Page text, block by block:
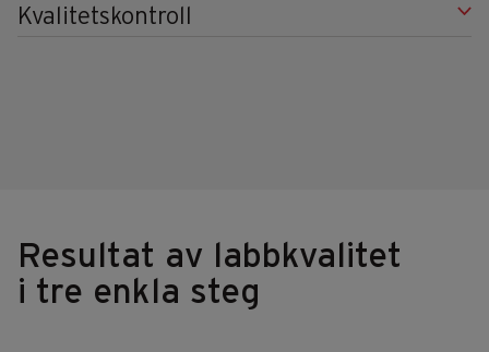
Kvalitetskontroll
Resultat av labbkvalitet
i tre enkla steg